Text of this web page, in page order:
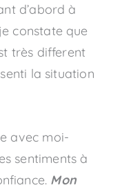
d’abord à
constate que
très different
la situation
avec moi-
sentiments à
Mon